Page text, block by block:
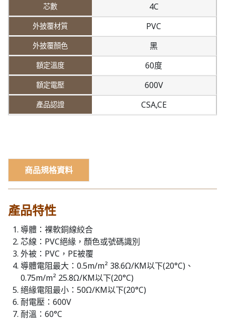
4C
PVC
黑
60度
600V
CSA,CE
商品規格資料
產品特性
導體：裸軟銅線絞合
芯線：PVC絕緣，顏色或號碼識別
外被：PVC，PE被覆
導體電阻最大：0.5m/m² 38.6Ω/KM以下(20°C)、
0.75m/m² 25.8Ω/KM以下(20°C)
絕緣電阻最小：50Ω/KM以下(20°C)
耐電壓：600V
耐溫：60°C